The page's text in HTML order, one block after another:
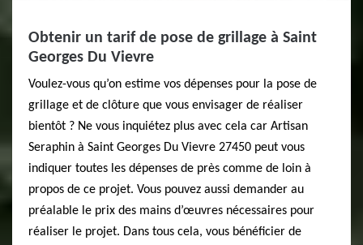
Obtenir un tarif de pose de grillage à Saint
Georges Du Vievre
Voulez-vous qu’on estime vos dépenses pour la pose de
grillage et de clôture que vous envisager de réaliser
bientôt ? Ne vous inquiétez plus avec cela car Artisan
Seraphin à Saint Georges Du Vievre 27450 peut vous
indiquer toutes les dépenses de près comme de loin à
propos de ce projet. Vous pouvez aussi demander au
préalable le prix des mains d’œuvres nécessaires pour
réaliser le projet. Dans tous cela, vous bénéficier de